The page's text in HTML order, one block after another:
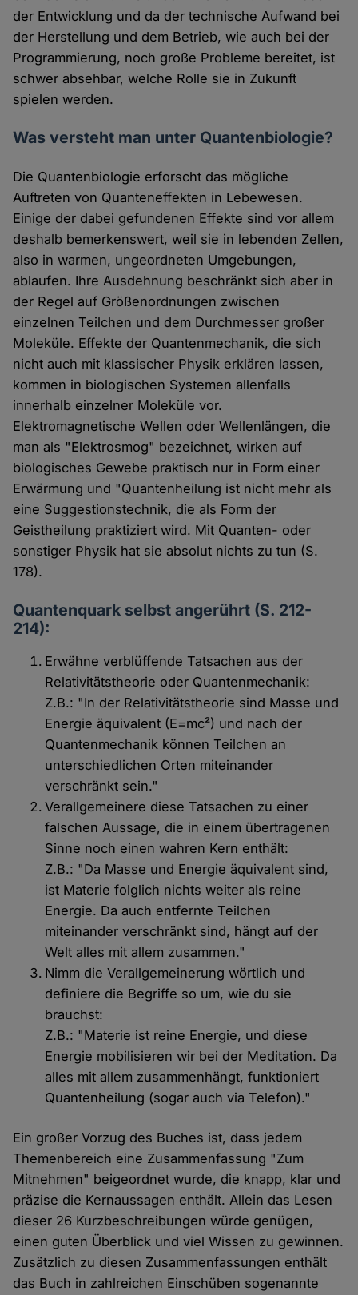
der Entwicklung und da der technische Aufwand bei
der Herstellung und dem Betrieb, wie auch bei der
Programmierung, noch große Probleme bereitet, ist
schwer absehbar, welche Rolle sie in Zukunft
spielen werden.
Was versteht man unter Quantenbiologie?
Die Quantenbiologie erforscht das mögliche
Auftreten von Quanteneffekten in Lebewesen.
Einige der dabei gefundenen Effekte sind vor allem
deshalb bemerkenswert, weil sie in lebenden Zellen,
also in warmen, ungeordneten Umgebungen,
ablaufen. Ihre Ausdehnung beschränkt sich aber in
der Regel auf Größenordnungen zwischen
einzelnen Teilchen und dem Durchmesser großer
Moleküle. Effekte der Quantenmechanik, die sich
nicht auch mit klassischer Physik erklären lassen,
kommen in biologischen Systemen allenfalls
innerhalb einzelner Moleküle vor.
Elektromagnetische Wellen oder Wellenlängen, die
man als "Elektrosmog" bezeichnet, wirken auf
biologisches Gewebe praktisch nur in Form einer
Erwärmung und "Quantenheilung ist nicht mehr als
eine Suggestionstechnik, die als Form der
Geistheilung praktiziert wird. Mit Quanten- oder
sonstiger Physik hat sie absolut nichts zu tun (S.
178).
Quantenquark selbst angerührt (S. 212-
214):
Erwähne verblüffende Tatsachen aus der
Relativitätstheorie oder Quantenmechanik:
Z.B.: "In der Relativitätstheorie sind Masse und
Energie äquivalent (E=mc²) und nach der
Quantenmechanik können Teilchen an
unterschiedlichen Orten miteinander
verschränkt sein."
Verallgemeinere diese Tatsachen zu einer
falschen Aussage, die in einem übertragenen
Sinne noch einen wahren Kern enthält:
Z.B.: "Da Masse und Energie äquivalent sind,
ist Materie folglich nichts weiter als reine
Energie. Da auch entfernte Teilchen
miteinander verschränkt sind, hängt auf der
Welt alles mit allem zusammen."
Nimm die Verallgemeinerung wörtlich und
definiere die Begriffe so um, wie du sie
brauchst:
Z.B.: "Materie ist reine Energie, und diese
Energie mobilisieren wir bei der Meditation. Da
alles mit allem zusammenhängt, funktioniert
Quantenheilung (sogar auch via Telefon)."
Ein großer Vorzug des Buches ist, dass jedem
Themenbereich eine Zusammenfassung "Zum
Mitnehmen" beigeordnet wurde, die knapp, klar und
präzise die Kernaussagen enthält. Allein das Lesen
dieser 26 Kurzbeschreibungen würde genügen,
einen guten Überblick und viel Wissen zu gewinnen.
Zusätzlich zu diesen Zusammenfassungen enthält
das Buch in zahlreichen Einschüben sogenannte